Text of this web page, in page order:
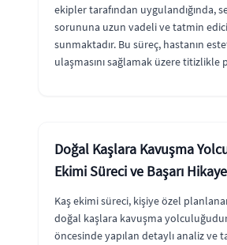
ekipler tarafından uygulandığında,
sorununa uzun vadeli ve tatmin
sunmaktadır. Bu süreç, hastanın
ulaşmasını sağlamak üzere titizlikle
Doğal Kaşlara Kavuşma
Ekimi Süreci ve Başarı
Kaş ekimi süreci, kişiye özel
doğal kaşlara kavuşma
öncesinde yapılan detaylı analiz ve